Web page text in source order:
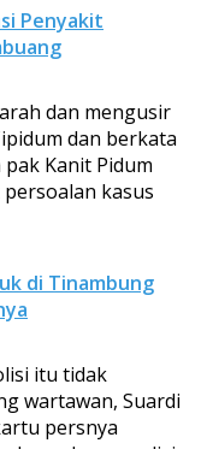
Penyakit
dan mengusir
dan berkata
Kanit Pidum
kasus
di Tinambung
itu tidak
wartawan, Suardi
persnya